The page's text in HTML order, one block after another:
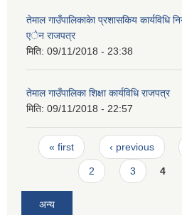
तेमाल गाउँपालिकाकेा प्रशासकिय कार्यविधि
एेन राजपत्र
मिति: 09/11/2018 - 23:38
तेमाल गाउँपालिका शिक्षा कार्यविधि राजपत्र
मिति: 09/11/2018 - 22:57
Pages
« first ‹ previous
2 3 4
अन्य